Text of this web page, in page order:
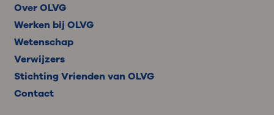
Over OLVG
Werken bij OLVG
Wetenschap
Verwijzers
Stichting Vrienden van OLVG
Contact